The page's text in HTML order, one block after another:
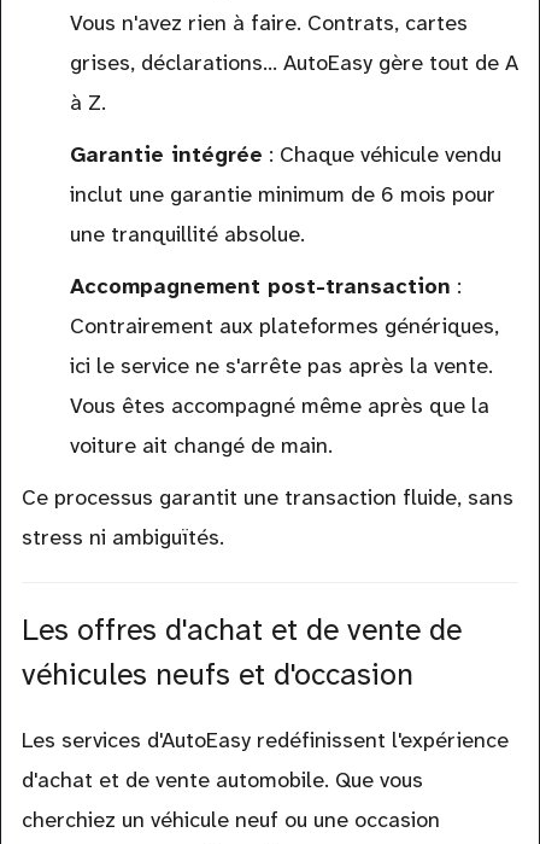
Vous n'avez rien à faire. Contrats, cartes
grises, déclarations... AutoEasy gère tout de A
à Z.
Garantie intégrée : Chaque véhicule vendu
inclut une garantie minimum de 6 mois pour
une tranquillité absolue.
Accompagnement post-transaction :
Contrairement aux plateformes génériques,
ici le service ne s'arrête pas après la vente.
Vous êtes accompagné même après que la
voiture ait changé de main.
Ce processus garantit une transaction fluide, sans
stress ni ambiguïtés.
Les offres d'achat et de vente de
véhicules neufs et d'occasion
Les services d'AutoEasy redéfinissent l'expérience
d'achat et de vente automobile. Que vous
cherchiez un véhicule neuf ou une occasion